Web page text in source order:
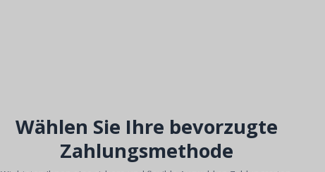
Wählen Sie Ihre bevorzugte
Zahlungsmethode